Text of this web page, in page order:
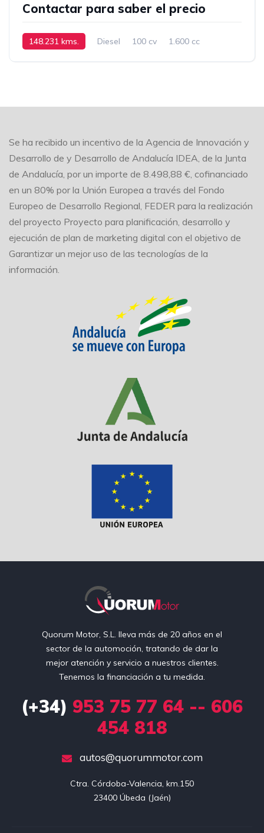
Contactar para saber el precio
148.231 kms. Diesel 100 cv
1.600 cc
Se ha recibido un incentivo de la Agencia de Innovación y
Desarrollo de y Desarrollo de Andalucía IDEA, de la Junta
de Andalucía, por un importe de 8.498,88 €, cofinanciado
en un 80% por la Unión Europea a través del Fondo
Europeo de Desarrollo Regional, FEDER para la realización
del proyecto Proyecto para planificación, desarrollo y
ejecución de plan de marketing digital con el objetivo de
Garantizar un mejor uso de las tecnologías de la
información.
Quorum Motor, S.L. lleva más de 20 años en el
sector de la automoción, tratando de dar la
mejor atención y servicio a nuestros clientes.
Tenemos la financiación a tu medida.
(+34) 953 75 77 64 -- 606
454 818
autos@quorummotor.com
Ctra. Córdoba-Valencia, km.150
23400 Úbeda (Jaén)